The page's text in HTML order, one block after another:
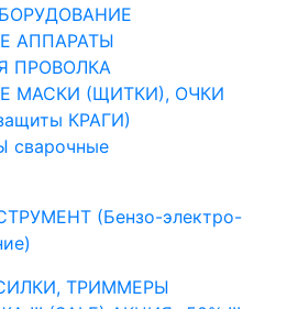
АППАРАТЫ
ПРОВОЛКА
МАСКИ (ЩИТКИ), ОЧКИ
КРАГИ)
сварочные
(Бензо-электро-
ТРИММЕРЫ